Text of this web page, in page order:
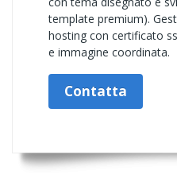
template premium).
hosting con certificato
e immagine coordinata.
Contatta